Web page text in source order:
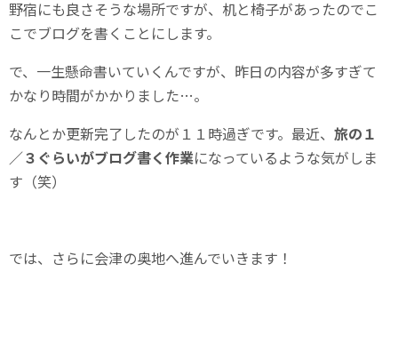
野宿にも良さそうな場所ですが、机と椅子があったのでこ
こでブログを書くことにします。
で、一生懸命書いていくんですが、昨日の内容が多すぎて
かなり時間がかかりました…。
なんとか更新完了したのが１１時過ぎです。最近、 旅の１
／３ぐらいがブログ書く作業になっているような気がしま
す（笑）
では、さらに会津の奥地へ進んでいきます！